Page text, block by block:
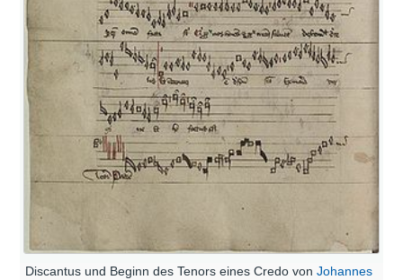
Discantus und Beginn des Tenors eines Credo von Johannes